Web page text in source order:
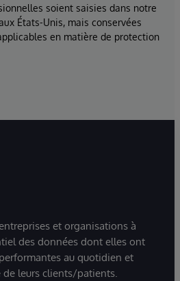
soient saisies dans notre
États-Unis, mais conservées
en matière de protection
et organisations à
des données dont elles ont
au quotidien et
de leurs clients/patients.